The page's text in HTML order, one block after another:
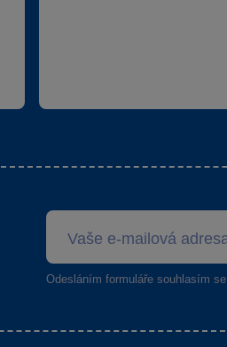
Odesláním formuláře souhlasím se